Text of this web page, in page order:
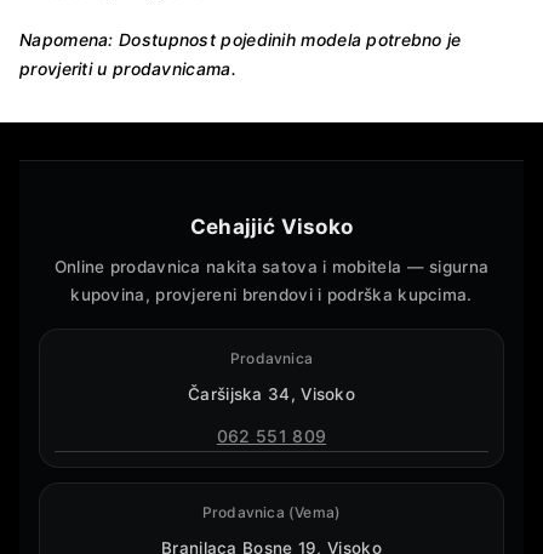
Napomena: Dostupnost pojedinih modela potrebno je
provjeriti u prodavnicama.
Cehajjić Visoko
Online prodavnica nakita satova i mobitela — sigurna
kupovina, provjereni brendovi i podrška kupcima.
Prodavnica
Čaršijska 34, Visoko
062 551 809
Prodavnica (Vema)
Branilaca Bosne 19, Visoko